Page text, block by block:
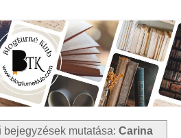
mutatása: Carina